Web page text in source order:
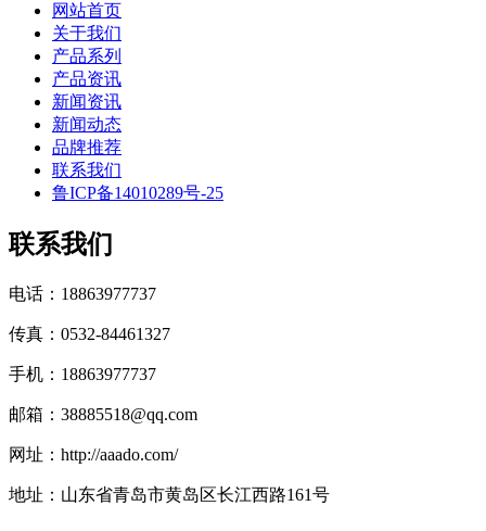
网站首页
关于我们
产品系列
产品资讯
新闻资讯
新闻动态
品牌推荐
联系我们
鲁ICP备14010289号-25
联系我们
电话：18863977737
传真：0532-84461327
手机：18863977737
邮箱：38885518@qq.com
网址：http://aaado.com/
地址：山东省青岛市黄岛区长江西路161号